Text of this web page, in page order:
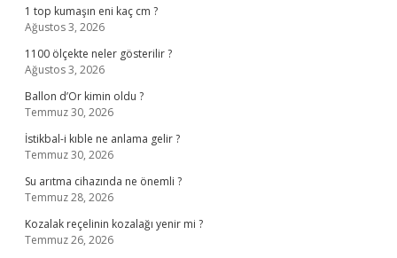
1 top kumaşın eni kaç cm ?
Ağustos 3, 2026
1100 ölçekte neler gösterilir ?
Ağustos 3, 2026
Ballon d’Or kimin oldu ?
Temmuz 30, 2026
İstikbal-i kıble ne anlama gelir ?
Temmuz 30, 2026
Su arıtma cihazında ne önemli ?
Temmuz 28, 2026
Kozalak reçelinin kozalağı yenir mi ?
Temmuz 26, 2026